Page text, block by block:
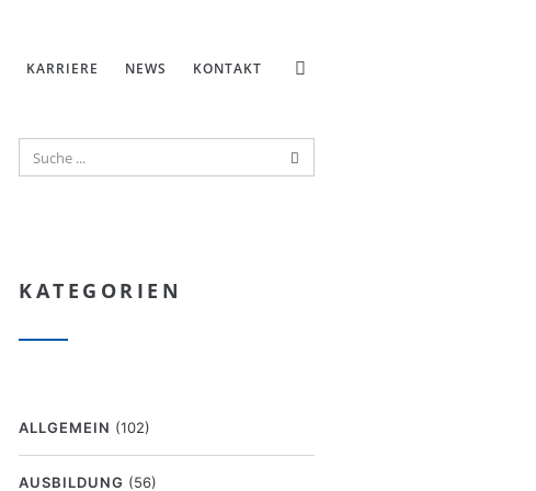
KARRIERE NEWS KONTAKT
KATEGORIEN
ALLGEMEIN (102)
AUSBILDUNG (56)